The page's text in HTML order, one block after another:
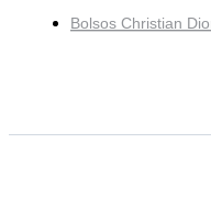
Bolsos Christian